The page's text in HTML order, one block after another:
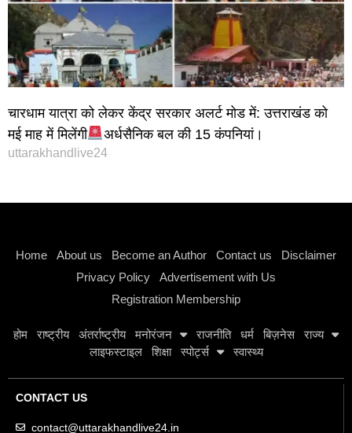
चारधाम यात्रा को लेकर केंद्र सरकार अलर्ट मोड में: उत्तराखंड को
मई माह में मिलेंगी
अर्धसैनिक बल की 15 कंपनियां।
uttarakhandlive24
Home About us Become an Author Contact us
Disclaimer
Privacy Policy
Advertisement with Us
Registration Membership
होम राष्ट्रीय अंतर्राष्ट्रीय मनोरंजन राजनीति धर्म बिज़नेस
राज्य
लाइफस्टाइल
शिक्षा स्पोर्ट्स स्वास्थ्य
CONTACT US
contact@uttarakhandlive24.in